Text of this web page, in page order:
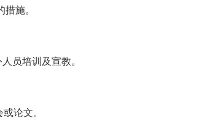
施。
员培训及宣教。
论文。